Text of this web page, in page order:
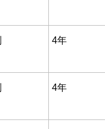
4年
4年